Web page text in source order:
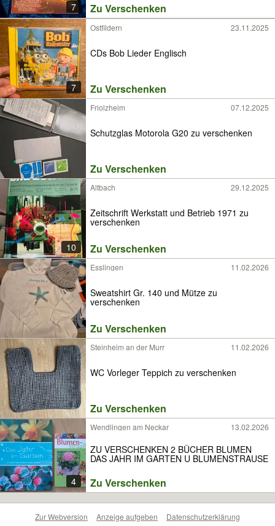
7 Zu Verschenken
7
Ostfildern 23.11.2025
CDs Bob Lieder Englisch
Zu Verschenken
Friolzheim 07.12.2025
Schutzglas Motorola G20 zu verschenken
Zu Verschenken
10
Altbach 29.12.2025
Zeitschrift Werkstatt und Betrieb 1971 zu
verschenken
Zu Verschenken
Esslingen 11.02.2026
Sweatshirt Gr. 140 und Mütze zu
verschenken
Zu Verschenken
Steinheim an der Murr 11.02.2026
WC Vorleger Teppich zu verschenken
Zu Verschenken
4
Wendlingen am Neckar 13.02.2026
ZU VERSCHENKEN 2 BÜCHER BLUMEN
DAS JAHR IM GARTEN U BLUMENSTRAUSE
Zu Verschenken
Zur Webversion Anzeige aufgeben Datenschutzerklärung